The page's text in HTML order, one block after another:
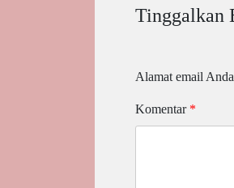
Tinggalkan
Alamat email
Komentar *